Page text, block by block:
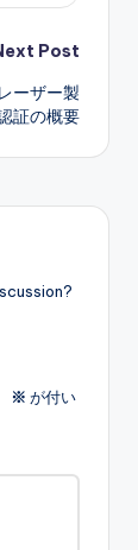
Post
ーザー製
証の概要
※ が付い